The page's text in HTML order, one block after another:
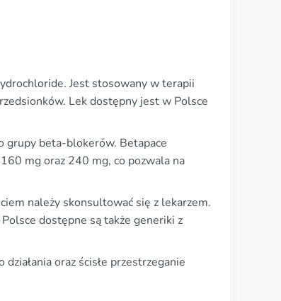
Jest stosowany w terapii
Lek dostępny jest w Polsce
grupy beta-blokerów. Betapace
mg oraz 240 mg, co pozwala na
należy skonsultować się z lekarzem.
dostępne są także generiki z
oraz ścisłe przestrzeganie